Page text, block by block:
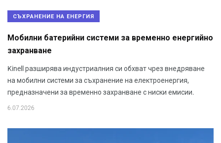
СЪХРАНЕНИЕ НА ЕНЕРГИЯ
Мобилни батерийни системи за временно енергийно
захранване
Kinell разширява индустриалния си обхват чрез внедряване
на мобилни системи за съхранение на електроенергия,
предназначени за временно захранване с ниски емисии.
6.07.2026